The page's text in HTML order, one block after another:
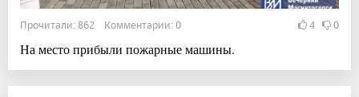
Прочитали: 862 Комментарии: 0 4 0
На место прибыли пожарные машины.